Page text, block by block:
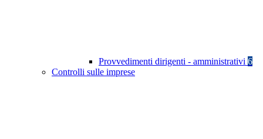
Provvedimenti dirigenti - amministrativi 6
Controlli sulle imprese